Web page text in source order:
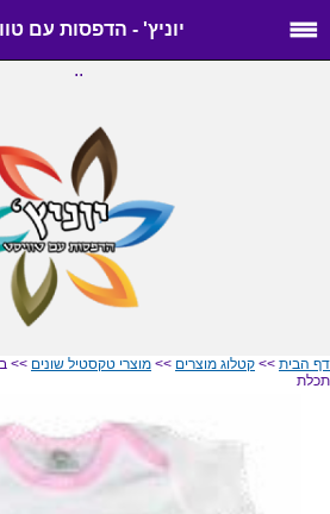
יוניץ' - הדפסות עם
..
דף הבית >> קטלוג מוצרים >> מוצרי טקסטיל שונים >>
תכלת